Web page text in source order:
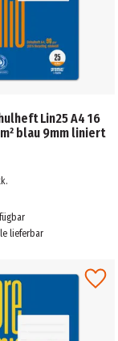
Lin25 A4 16
blau 9mm liniert
lieferbar